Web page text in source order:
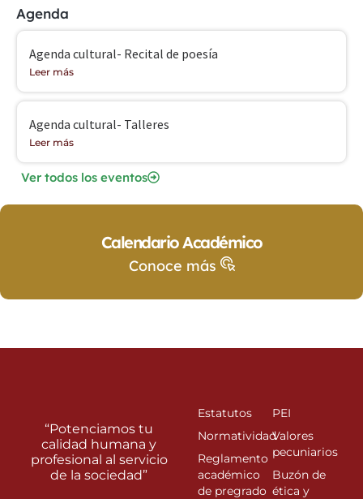
Agenda
Agenda cultural- Recital de poesía
Leer más
Agenda cultural- Talleres
Leer más
Ver todos los eventos
Calendario Académico
Conoce más
“Potenciamos tu
calidad humana y
profesional al servicio
de la sociedad”
Estatutos
Normatividad
Reglamento
académico
de pregrado
PEI
Valores
pecuniarios
Buzón de
ética y